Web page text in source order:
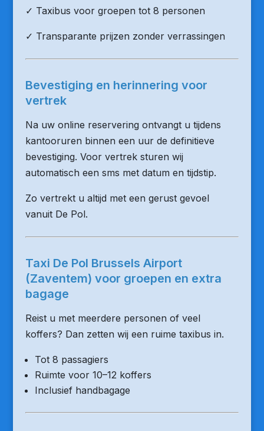
✓ Taxibus voor groepen tot 8 personen
✓ Transparante prijzen zonder verrassingen
Bevestiging en herinnering voor
vertrek
Na uw online reservering ontvangt u tijdens
kantooruren binnen een uur de definitieve
bevestiging. Voor vertrek sturen wij
automatisch een sms met datum en tijdstip.
Zo vertrekt u altijd met een gerust gevoel
vanuit De Pol.
Taxi De Pol Brussels Airport
(Zaventem) voor groepen en extra
bagage
Reist u met meerdere personen of veel
koffers? Dan zetten wij een ruime taxibus in.
Tot 8 passagiers
Ruimte voor 10–12 koffers
Inclusief handbagage